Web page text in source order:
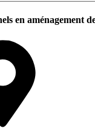
en aménagement